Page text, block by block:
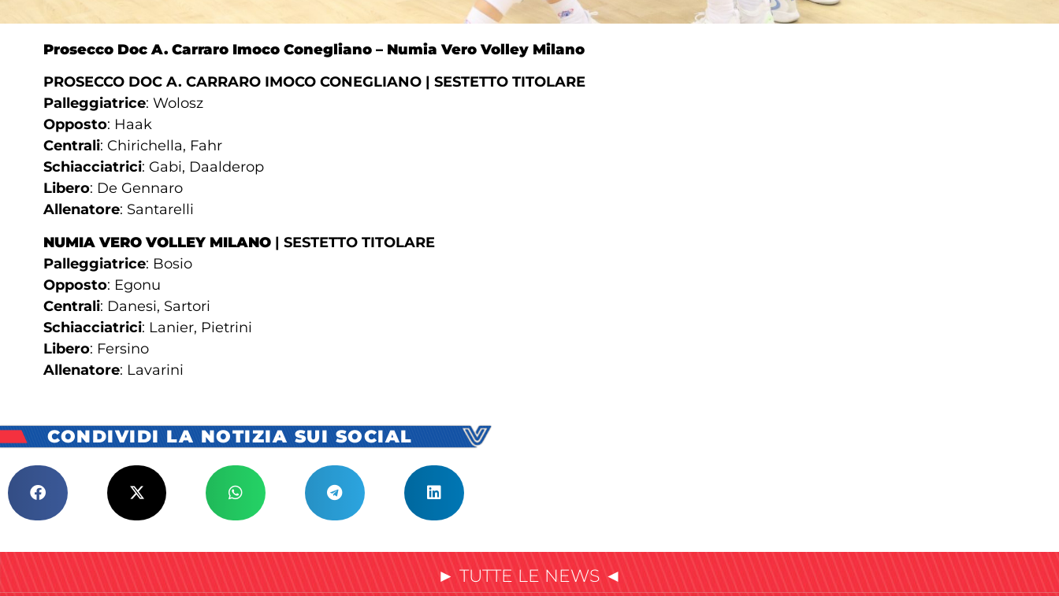
Prosecco Doc A. Carraro Imoco Conegliano – Numia Vero Volley Milano
PROSECCO DOC A. CARRARO IMOCO CONEGLIANO | SESTETTO TITOLARE
Palleggiatrice: Wolosz
Opposto: Haak
Centrali: Chirichella, Fahr
Schiacciatrici: Gabi, Daalderop
Libero: De Gennaro
Allenatore: Santarelli
NUMIA VERO VOLLEY MILANO | SESTETTO TITOLARE
Palleggiatrice: Bosio
Opposto: Egonu
Centrali: Danesi, Sartori
Schiacciatrici: Lanier, Pietrini
Libero: Fersino
Allenatore: Lavarini
CONDIVIDI LA NOTIZIA SUI SOCIAL
► TUTTE LE NEWS ◄